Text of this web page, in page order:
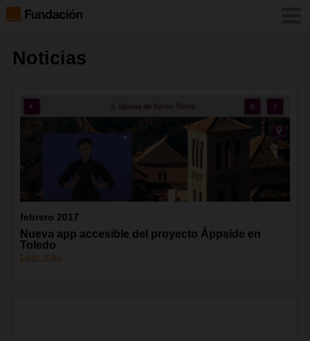
Noticias
febrero 2017
Nueva app accesible del proyecto Áppside en
Toledo
Leer más